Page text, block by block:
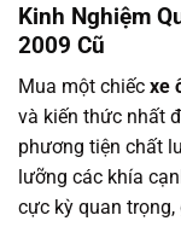
Kinh Nghiệm
2009 Cũ
Mua một chiếc xe
và kiến thức nhất
phương tiện chất
lưỡng các khía
cực kỳ quan